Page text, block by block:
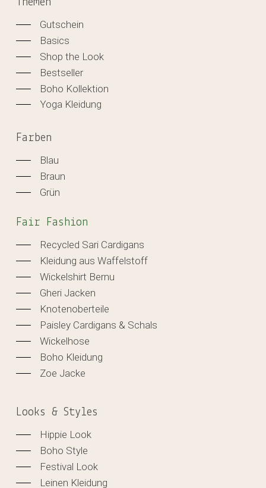
Gutschein
Basics
Shop the Look
Bestseller
Boho Kollektion
Yoga Kleidung
Farben
Blau
Braun
Grün
Fair Fashion
Recycled Sari Cardigans
Kleidung aus Waffelstoff
Wickelshirt Bernu
Gheri Jacken
Knotenoberteile
Paisley Cardigans & Schals
Wickelhose
Boho Kleidung
Zoe Jacke
Looks & Styles
Hippie Look
Boho Style
Festival Look
Leinen Kleidung